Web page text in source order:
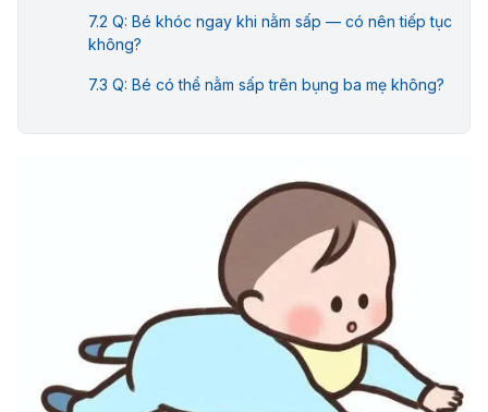
Q: Bé khóc ngay khi nằm sấp — có nên tiếp tục
không?
Q: Bé có thể nằm sấp trên bụng ba mẹ không?